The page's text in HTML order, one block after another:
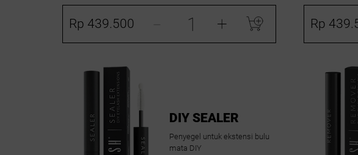
Rp 439.500 + Rp
DIY SEALER
Penyegel untuk ekstensi bulu
mata DIY